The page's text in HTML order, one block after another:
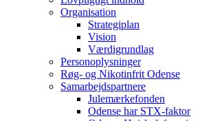
Organisation
Strategiplan
Vision
Værdigrundlag
Personoplysninger
Røg- og Nikotinfrit Odense
Samarbejdspartnere
Julemærkefonden
Odense har STX-faktor